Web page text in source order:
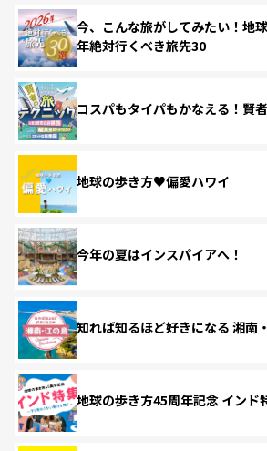
今、こんな旅がしてみたい！地
年絶対行くべき旅先30
コスパもタイパもかなえる！賢
地球の歩き方♥偏愛ハワイ
今年の夏はインスパイアへ！
知れば知るほど好きになる 湘南
地球の歩き方45周年記念 インド